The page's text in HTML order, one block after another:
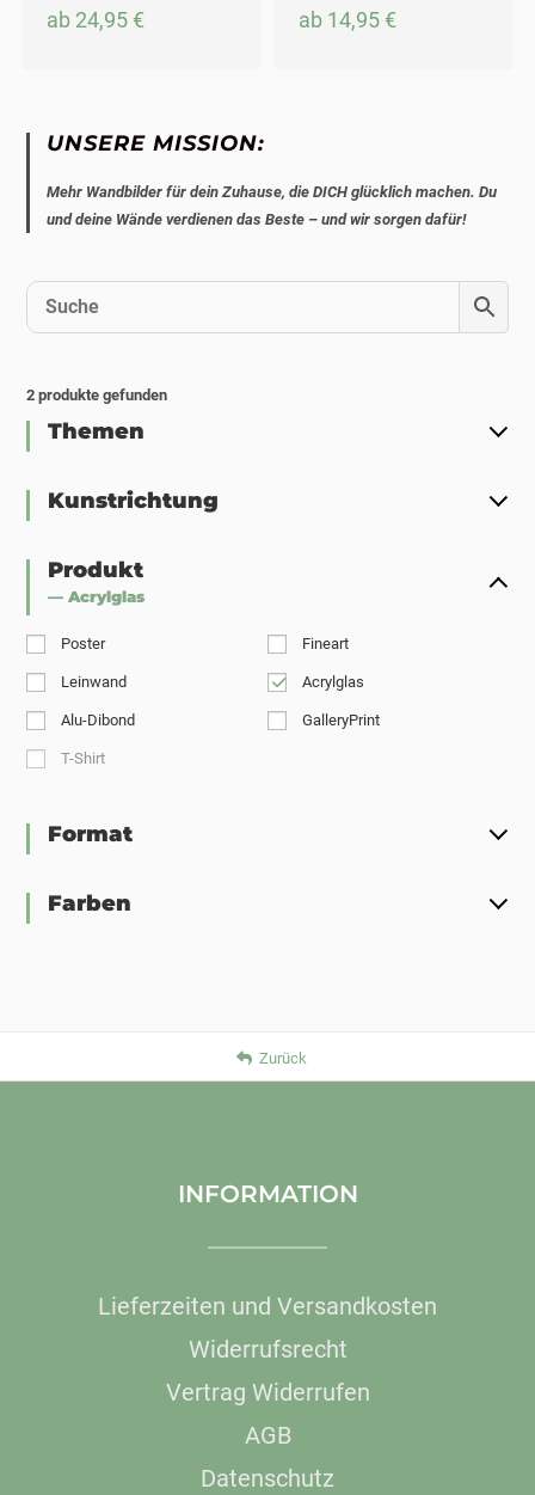
ab 24,95 € ab 14,95 €
UNSERE MISSION:
Mehr Wandbilder für dein Zuhause, die DICH glücklich machen. Du
und deine Wände verdienen das Beste – und wir sorgen dafür!
2 produkte gefunden
Themen
Kunstrichtung
Produkt
— Acrylglas
Poster Fineart
Leinwand Acrylglas
Alu-Dibond GalleryPrint
T-Shirt
Format
Farben
Zurück
INFORMATION
Lieferzeiten und Versandkosten
Widerrufsrecht
Vertrag Widerrufen
AGB
Datenschutz